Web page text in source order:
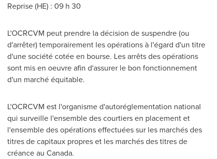
Reprise (HE) : 09 h 30
L'OCRCVM peut prendre la décision de suspendre (ou
d'arrêter) temporairement les opérations à l'égard d'un titre
d'une société cotée en bourse. Les arrêts des opérations
sont mis en oeuvre afin d'assurer le bon fonctionnement
d'un marché équitable.
L'OCRCVM est l'organisme d'autoréglementation national
qui surveille l'ensemble des courtiers en placement et
l'ensemble des opérations effectuées sur les marchés des
titres de capitaux propres et les marchés des titres de
créance au Canada.